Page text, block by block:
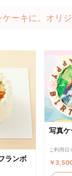
ーキに。オリ
ランボ
写真
ご利用日
￥